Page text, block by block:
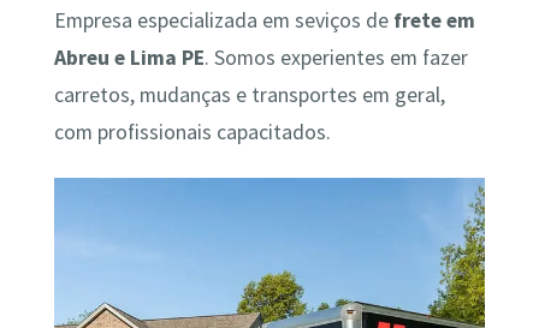
Empresa especializada em seviços de frete em
Abreu e Lima PE. Somos experientes em fazer
carretos, mudanças e transportes em geral,
com profissionais capacitados.